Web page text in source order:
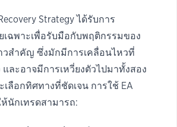
Strategy ได้รับการ
เฉพาะเพื่อรับมือกับพฤติกรรมของ
วสำคัญ ซึ่งมักมีการเคลื่อนไหวที่
และอาจมีการเหวี่ยงตัวไปมาทั้งสอง
ลือกทิศทางที่ชัดเจน การใช้ EA
นักเทรดสามารถ: